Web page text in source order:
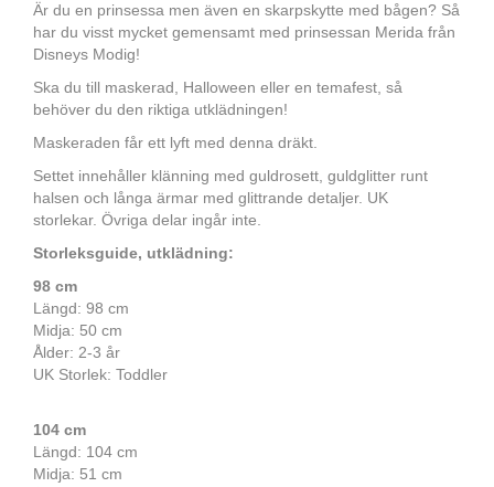
Är du en prinsessa men även en skarpskytte med bågen? Så
har du visst mycket gemensamt med prinsessan Merida från
Disneys Modig!
Ska du till maskerad, Halloween eller en temafest, så
behöver du den riktiga utklädningen!
Maskeraden får ett lyft med denna dräkt.
Settet innehåller klänning med guldrosett, guldglitter runt
halsen och långa ärmar med glittrande detaljer. UK
storlekar. Övriga delar ingår inte.
Storleksguide, utklädning:
98 cm
Längd: 98 cm
Midja: 50 cm
Ålder: 2-3 år
UK Storlek: Toddler
104 cm
Längd: 104 cm
Midja: 51 cm